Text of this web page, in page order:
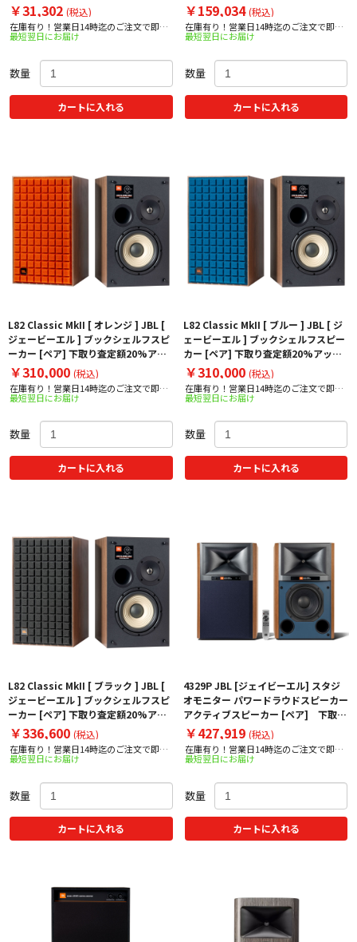
￥31,302 (税込)
在庫有り！営業日14時迄のご注文で即日
出荷！
最短翌日にお届け
数量
カートに入れる
￥159,034(税込)
在庫有り！営業日14時迄のご注文で即日
出荷！
最短翌日にお届け
数量
カートに入れる
L82 Classic MkII [ オレンジ ] JBL [
ジェービーエル ] ブックシェルフスピ
ーカー [ペア] 下取り査定額20%アッ
プ実施中！
￥310,000 (税込)
在庫有り！営業日14時迄のご注文で即日
出荷！
最短翌日にお届け
数量
カートに入れる
L82 Classic MkII [ ブルー ] JBL [ ジ
ェービーエル ] ブックシェルフスピー
カー [ペア] 下取り査定額20%アップ
実施中！
￥310,000 (税込)
在庫有り！営業日14時迄のご注文で即日
出荷！
最短翌日にお届け
数量
カートに入れる
L82 Classic MkII [ ブラック ] JBL [
ジェービーエル ] ブックシェルフスピ
ーカー [ペア] 下取り査定額20%アッ
プ実施中！
￥336,600 (税込)
在庫有り！営業日14時迄のご注文で即日
出荷！
最短翌日にお届け
数量
カートに入れる
4329P JBL [ジェイビーエル] スタジ
オモニター パワードラウドスピーカー
アクティブスピーカー [ペア] 下取り
査定額20%アップ実施中！
￥427,919 (税込)
在庫有り！営業日14時迄のご注文で即日
出荷！
最短翌日にお届け
数量
カートに入れる